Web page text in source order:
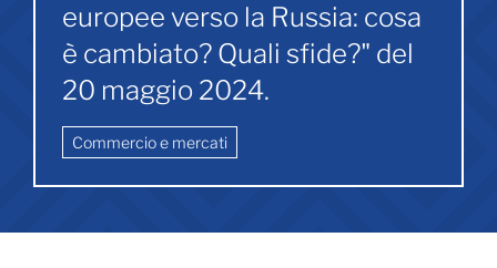
europee verso la Russia: cosa
è cambiato? Quali sfide?" del
20 maggio 2024.
Commercio e mercati